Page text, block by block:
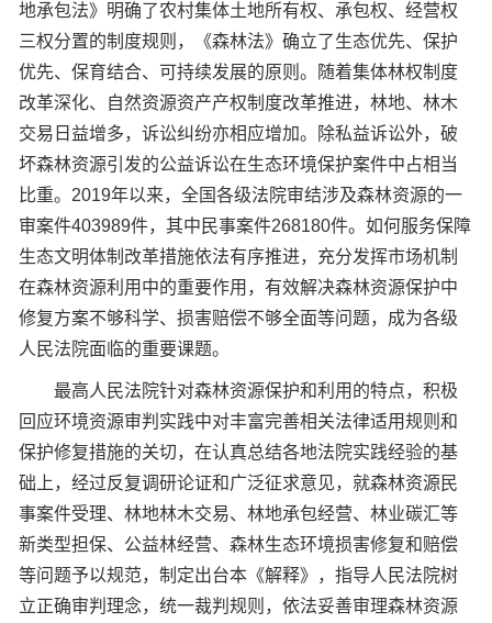
地承包法》明确了农村集体土地所有权、承包权、经营权
三权分置的制度规则，《森林法》确立了生态优先、保护
优先、保育结合、可持续发展的原则。随着集体林权制度
改革深化、自然资源资产产权制度改革推进，林地、林木
交易日益增多，诉讼纠纷亦相应增加。除私益诉讼外，破
坏森林资源引发的公益诉讼在生态环境保护案件中占相当
比重。2019年以来，全国各级法院审结涉及森林资源的一
审案件403989件，其中民事案件268180件。如何服务保障
生态文明体制改革措施依法有序推进，充分发挥市场机制
在森林资源利用中的重要作用，有效解决森林资源保护中
修复方案不够科学、损害赔偿不够全面等问题，成为各级
人民法院面临的重要课题。
最高人民法院针对森林资源保护和利用的特点，积极
回应环境资源审判实践中对丰富完善相关法律适用规则和
保护修复措施的关切，在认真总结各地法院实践经验的基
础上，经过反复调研论证和广泛征求意见，就森林资源民
事案件受理、林地林木交易、林地承包经营、林业碳汇等
新类型担保、公益林经营、森林生态环境损害修复和赔偿
等问题予以规范，制定出台本《解释》，指导人民法院树
立正确审判理念，统一裁判规则，依法妥善审理森林资源